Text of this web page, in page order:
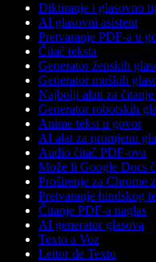
Diktiranje i glasovno
AI glasovni asistent
Pretvaranje PDF-a u
Čitač teksta
Generator ženskih
Generator muških
Najbolji alati za čitanje
Generator robotskih
Anime tekst u govor
AI alat za promjenu
Audio čitač PDF-ova
Može li Google Docs
Proširenje za Chrome
Pretvaranje hindskog
Čitanje PDF-a naglas
AI generator glasova
Texto a Voz
Leitor de Texto